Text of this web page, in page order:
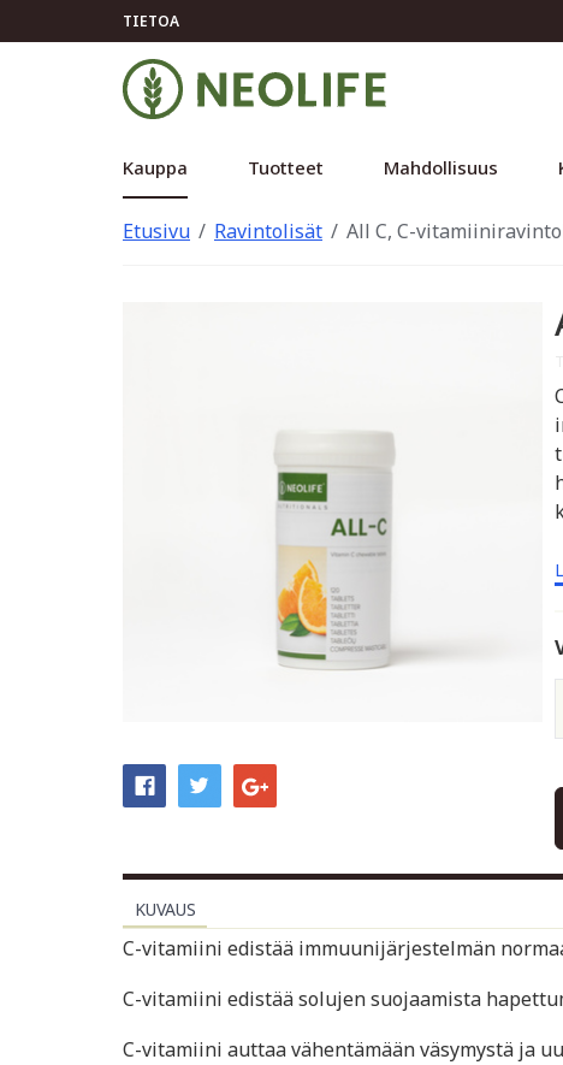
TIETOA
Kauppa Tuotteet Mahdollisuus
Etusivu Ravintolisät All C, C-
KUVAUS
C-vitamiini edistää immuunijärjestelmän
C-vitamiini edistää solujen suojaamista
C-vitamiini auttaa vähentämään väsymystä ja